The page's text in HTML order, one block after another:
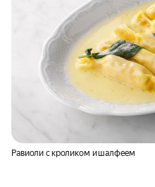
Равиоли с кроликом и шалфеем